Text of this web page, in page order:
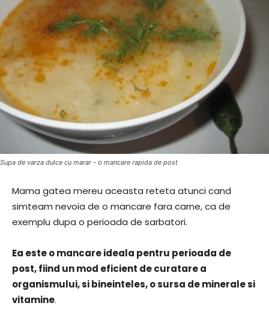
Supa de varza dulce cu marar - o mancare rapida de post
Mama gatea mereu aceasta reteta atunci cand
simteam nevoia de o mancare fara carne, ca de
exemplu dupa o perioada de sarbatori.
Ea este o mancare ideala pentru perioada de
post, fiind un mod eficient de curatare a
organismului, si bineinteles, o sursa de minerale si
vitamine.